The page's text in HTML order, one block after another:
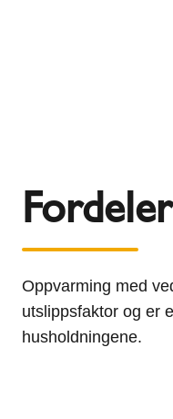
Oppvarming med
utslippsfaktor og er
husholdningene.